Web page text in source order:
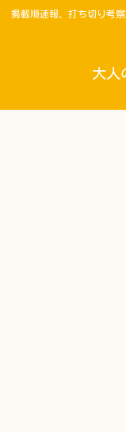
掲載順速報、打ち切り考
大人